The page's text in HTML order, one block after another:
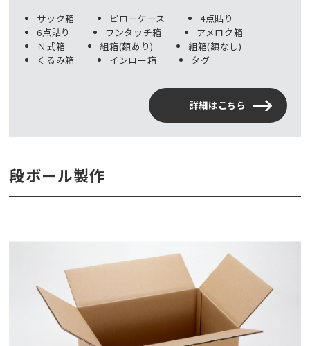
サック箱 ピローケース
4点貼り
6点貼り
ワンタッチ箱
アメロク箱
Ｎ式箱
組箱(額あり)
組箱(額なし)
くるみ箱
インロー箱 タグ
詳細はこちら
段ボール製作